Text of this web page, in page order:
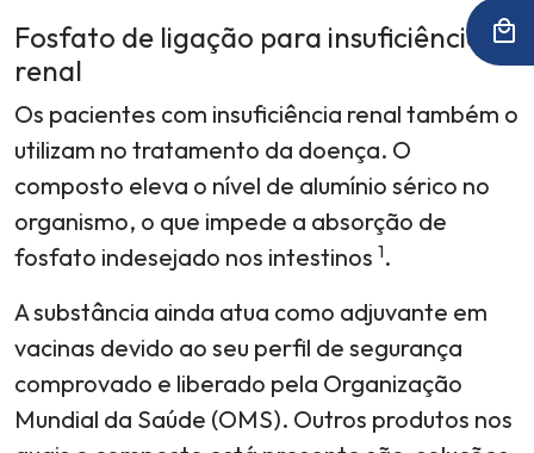
Fosfato de ligação para insuficiência
renal
Os pacientes com insuficiência renal também o
utilizam no tratamento da doença. O
composto eleva o nível de alumínio sérico no
organismo, o que impede a absorção de
fosfato indesejado nos intestinos 1.
A substância ainda atua como adjuvante em
vacinas devido ao seu perfil de segurança
comprovado e liberado pela Organização
Mundial da Saúde (OMS). Outros produtos nos